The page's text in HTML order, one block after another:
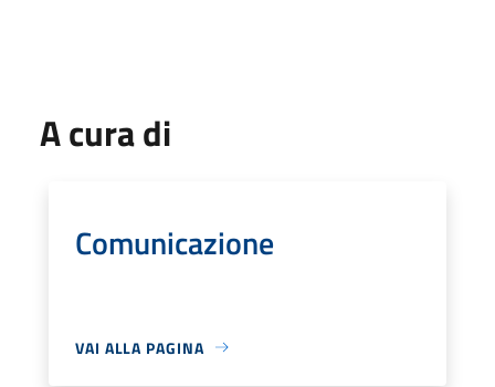
A cura di
Comunicazione
VAI ALLA PAGINA